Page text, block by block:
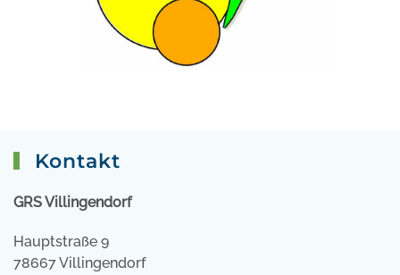
Kontakt
GRS Villingendorf
Hauptstraße 9
78667 Villingendorf